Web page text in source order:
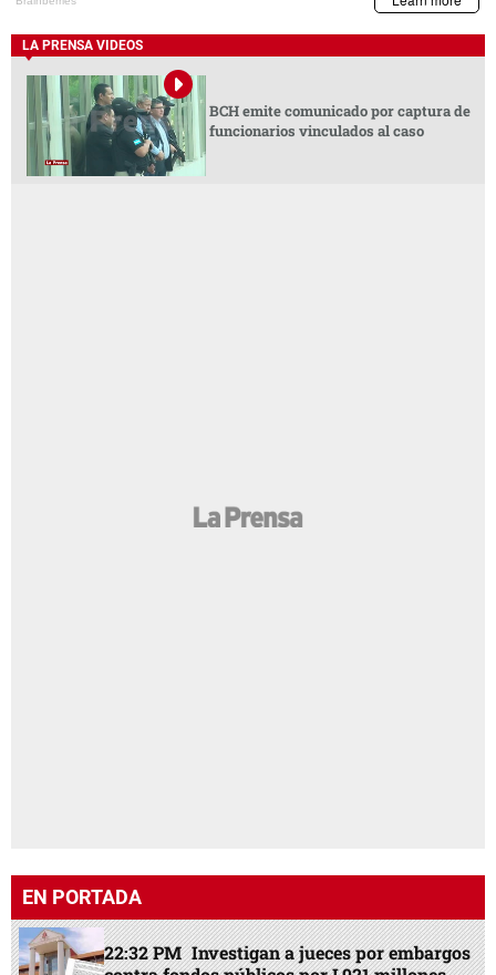
LA PRENSA VIDEOS
BCH emite comunicado por captura de
funcionarios vinculados al caso
EN PORTADA
22:32 PM Investigan a jueces por embargos